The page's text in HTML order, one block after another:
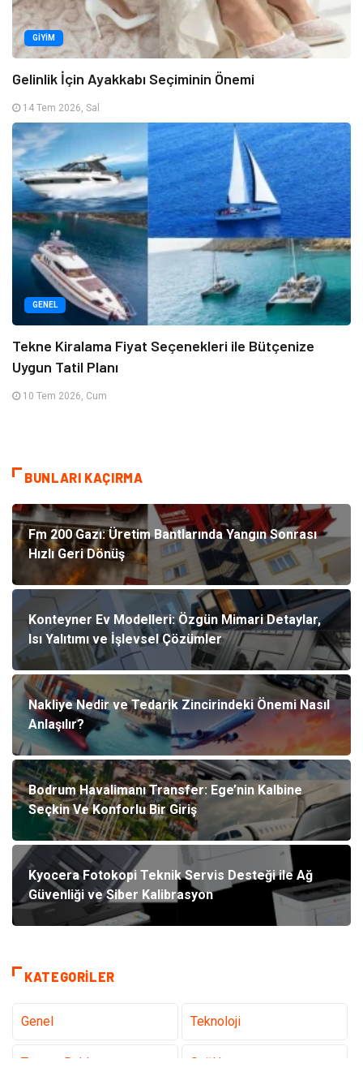
GIYIM
Gelinlik İçin Ayakkabı Seçiminin Önemi
14 Tem 2026, Sal
GENEL
Tekne Kiralama Fiyat Seçenekleri ile Bütçenize
Uygun Tatil Planı
10 Tem 2026, Cum
BUNLARI KAÇIRMA
Fm 200 Gazı: Üretim Bantlarında Yangın Sonrası
Hızlı Geri Dönüş
Konteyner Ev Modelleri: Özgün Mimari Detaylar,
Isı Yalıtımı ve İşlevsel Çözümler
Nakliye Nedir ve Tedarik Zincirindeki Önemi Nasıl
Anlaşılır?
Bodrum Havalimanı Transfer: Ege’nin Kalbine
Seçkin Ve Konforlu Bir Giriş
Kyocera Fotokopi Teknik Servis Desteği ile Ağ
Güvenliği ve Siber Kalibrasyon
KATEGORILER
Genel Teknoloji
Tanıtıcı Reklam Sağlık